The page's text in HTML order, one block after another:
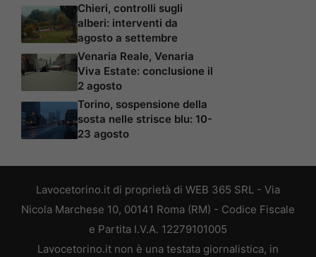
Chieri, controlli sugli
alberi: interventi da
agosto a settembre
Venaria Reale, Venaria
Viva Estate: conclusione il
2 agosto
Torino, sospensione della
sosta nelle strisce blu: 10-
23 agosto
Lavocetorino.it di proprietà di WEB 365 SRL - Via
Nicola Marchese 10, 00141 Roma (RM) - Codice Fiscale
e Partita I.V.A. 12279101005
Lavocetorino.it non è una testata giornalistica, in